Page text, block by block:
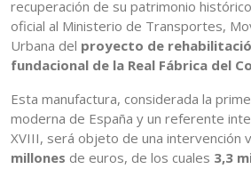
recuperación de su patrimonio
oficial al Ministerio de Transportes,
Urbana del proyecto de
fundacional de la Real Fábrica del
Esta manufactura, considerada la
moderna de España y un referente
XVIII, será objeto de una intervención
millones de euros, de los cuales 3,3